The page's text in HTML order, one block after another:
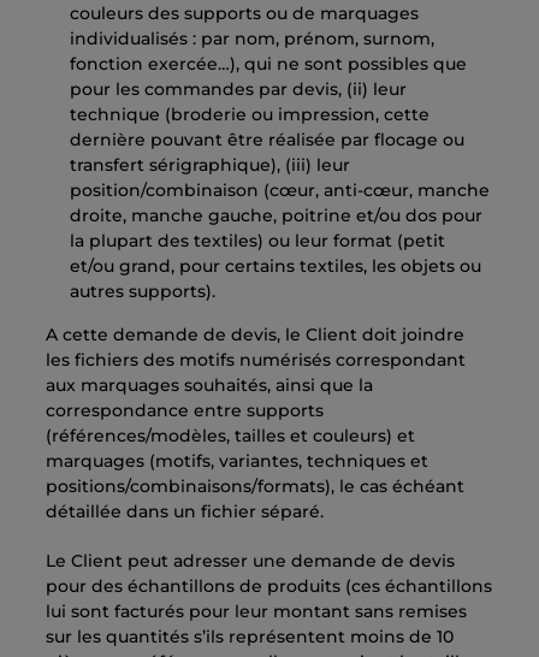
couleurs des supports ou de marquages
individualisés : par nom, prénom, surnom,
fonction exercée…), qui ne sont possibles que
pour les commandes par devis, (ii) leur
technique (broderie ou impression, cette
dernière pouvant être réalisée par flocage ou
transfert sérigraphique), (iii) leur
position/combinaison (cœur, anti-cœur, manche
droite, manche gauche, poitrine et/ou dos pour
la plupart des textiles) ou leur format (petit
et/ou grand, pour certains textiles, les objets ou
autres supports).
A cette demande de devis, le Client doit joindre
les fichiers des motifs numérisés correspondant
aux marquages souhaités, ainsi que la
correspondance entre supports
(références/modèles, tailles et couleurs) et
marquages (motifs, variantes, techniques et
positions/combinaisons/formats), le cas échéant
détaillée dans un fichier séparé.
Le Client peut adresser une demande de devis
pour des échantillons de produits (ces échantillons
lui sont facturés pour leur montant sans remises
sur les quantités s’ils représentent moins de 10